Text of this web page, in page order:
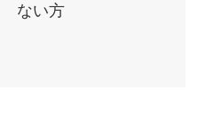
ない方